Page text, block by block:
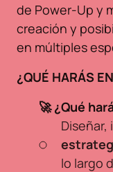
de Power-Up y
creación y
en múltiples
¿QUÉ HARÁS
🚀 ¿Qué
lo largo